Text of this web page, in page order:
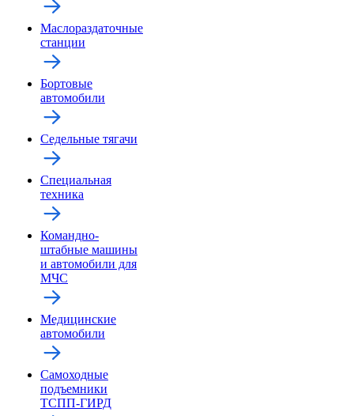
Маслораздаточные
станции
Бортовые
автомобили
Седельные тягачи
Специальная
техника
Командно-
штабные машины
и автомобили для
МЧС
Медицинские
автомобили
Самоходные
подъемники
ТСПП-ГИРД